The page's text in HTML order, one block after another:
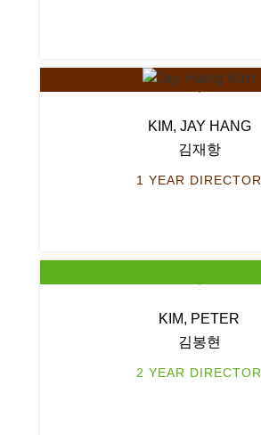
KIM, JAY HANG
김재항
1 YEAR DIRECTOR
KIM, PETER
김봉현
2 YEAR DIRECTOR